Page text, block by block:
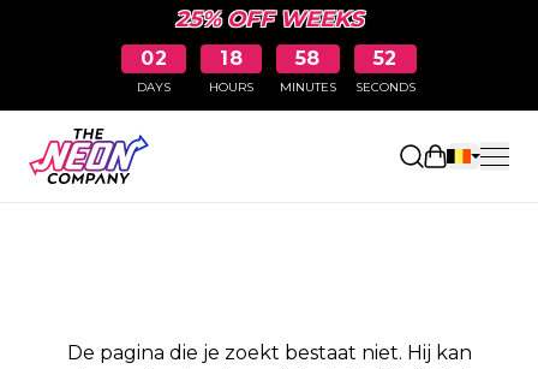
25% OFF WEEKS
02
DAYS
18
HOURS
58
MINUTES
51
SECONDS
PAGINA NIET
De pagina die je zoekt bestaat niet. Hij kan